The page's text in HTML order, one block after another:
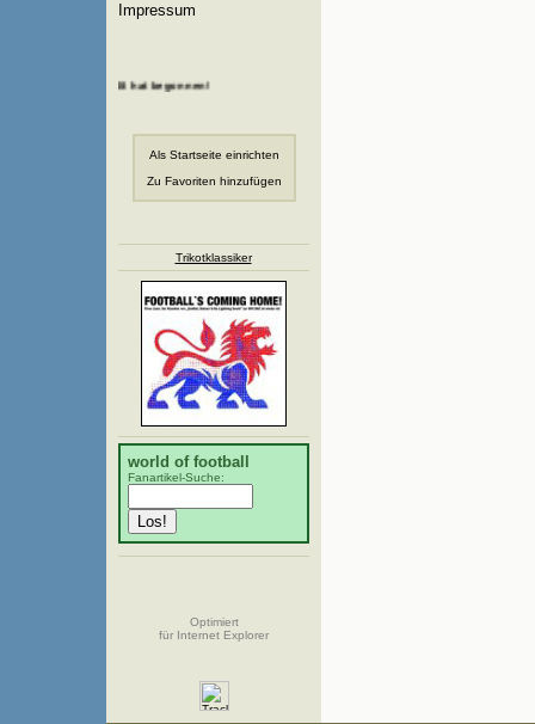
Impressum
Fußball-EM 2008 hat begonnen!
Als Startseite einrichten
Zu Favoriten hinzufügen
Trikotklassiker
world of football
Fanartikel-Suche:
Optimiert
für Internet Explorer